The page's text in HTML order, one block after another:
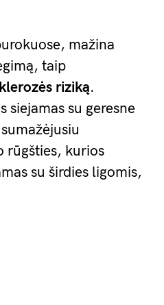
mažina
taip
riziką.
siejamas su geresne
rūgšties, kurios
su širdies ligomis,